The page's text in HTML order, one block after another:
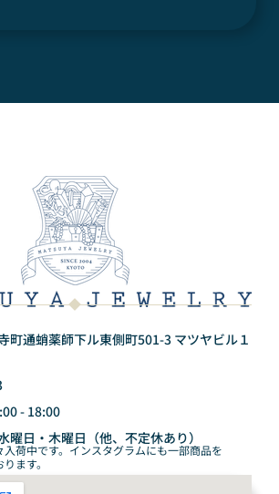
町通蛸薬師下ル東側町501-3 マツヤビル１
- 18:00
曜日・木曜日（他、不定休あり）
入荷中です。インスタグラムにも一部商品を
ます。